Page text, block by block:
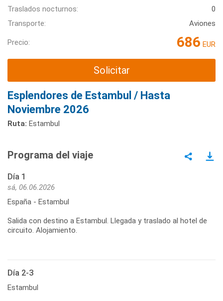
Traslados nocturnos:
0
Transporte:
Aviones
Precio: 686 EUR
Solicitar
Esplendores de Estambul / Hasta
Noviembre 2026
Ruta: Estambul
Programa del viaje
Día 1
sá, 06.06.2026
España - Estambul
Salida con destino a Estambul. Llegada y traslado al hotel de
circuito. Alojamiento.
Día 2-3
Estambul